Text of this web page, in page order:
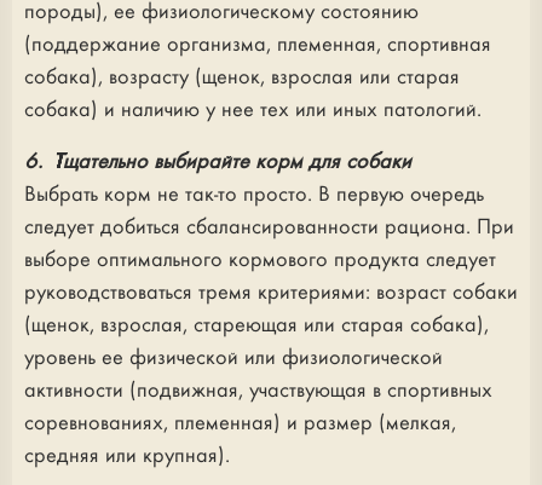
породы), ее физиологическому состоянию
(поддержание организма, племенная, спортивная
собака), возрасту (щенок, взрослая или старая
собака) и наличию у нее тех или иных патологий.
6. Тщательно выбирайте корм для собаки
Выбрать корм не так-то просто. В первую очередь
следует добиться сбалансированности рациона. При
выборе оптимального кормового продукта следует
руководствоваться тремя критериями: возраст собаки
(щенок, взрослая, стареющая или старая собака),
уровень ее физической или физиологической
активности (подвижная, участвующая в спортивных
соревнованиях, племенная) и размер (мелкая,
средняя или крупная).